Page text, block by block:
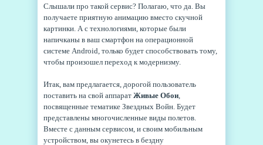
Слышали про такой сервис? Полагаю, что да. Вы
получаете приятную анимацию вместо скучной
картинки. А с технологиями, которые были
напичканы в ваш смартфон на операционной
системе Android, только будет способствовать тому,
чтобы произошел переход к модернизму.
Итак, вам предлагается, дорогой пользователь
поставить на свой аппарат Живые Обои,
посвященные тематике Звездных Войн. Будет
представлены многочисленные виды полетов.
Вместе с данным сервисом, и своим мобильным
устройством, вы окунетесь в бездну